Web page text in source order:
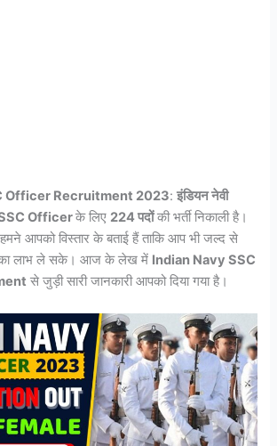
Officer Recruitment 2023:इंडियन नेवी
Officerके लिए 224 पदोंकी भर्ती निकाली है।
हमने आपको विस्तार के बताई हैं ताकि आप भी जल्द से
लाभ ले सके। आज के लेख में Indian Navy SSC
से जुड़ी सारी जानकारी आपको दिया गया है।